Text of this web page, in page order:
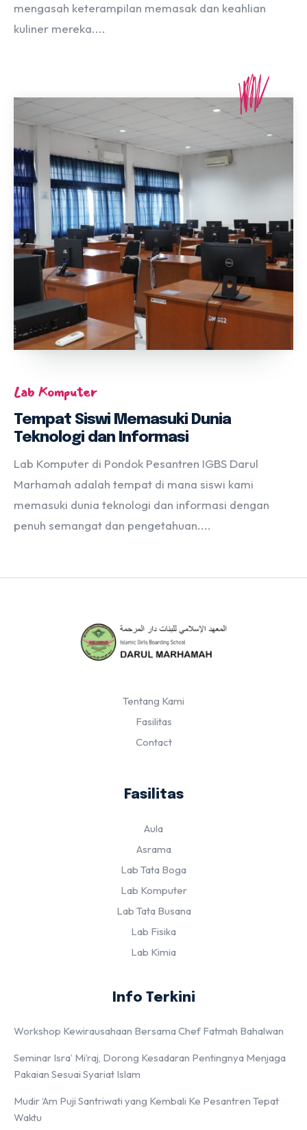
mengasah keterampilan memasak dan keahlian
kuliner mereka....
Lab Komputer
Tempat Siswi Memasuki Dunia
Teknologi dan Informasi
Lab Komputer di Pondok Pesantren IGBS Darul
Marhamah adalah tempat di mana siswi kami
memasuki dunia teknologi dan informasi dengan
penuh semangat dan pengetahuan....
Tentang Kami
Fasilitas
Contact
Fasilitas
Aula
Asrama
Lab Tata Boga
Lab Komputer
Lab Tata Busana
Lab Fisika
Lab Kimia
Info Terkini
Workshop Kewirausahaan Bersama Chef Fatmah Bahalwan
Seminar Isra’ Mi’raj, Dorong Kesadaran Pentingnya Menjaga
Pakaian Sesuai Syariat Islam
Mudir ‘Am Puji Santriwati yang Kembali Ke Pesantren Tepat
Waktu